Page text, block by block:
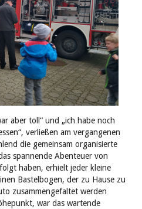
aber toll“ und „ich habe noch
verließen am vergangenen
die gemeinsam organisierte
spannende Abenteuer von
haben, erhielt jeder kleine
Bastelbogen, der zu Hause zu
zusammengefaltet werden
war das wartende